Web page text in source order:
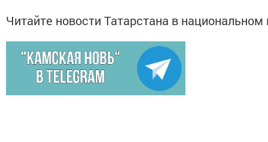
Читайте новости Татарстана в